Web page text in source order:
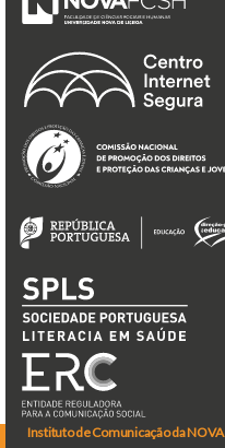
Instituto de Comunicação da NOVA